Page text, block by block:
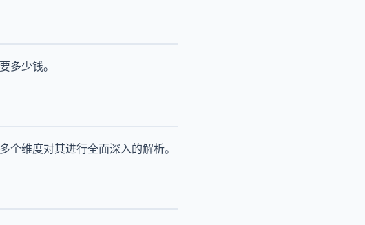
多少钱。
维度对其进行全面深入的解析。